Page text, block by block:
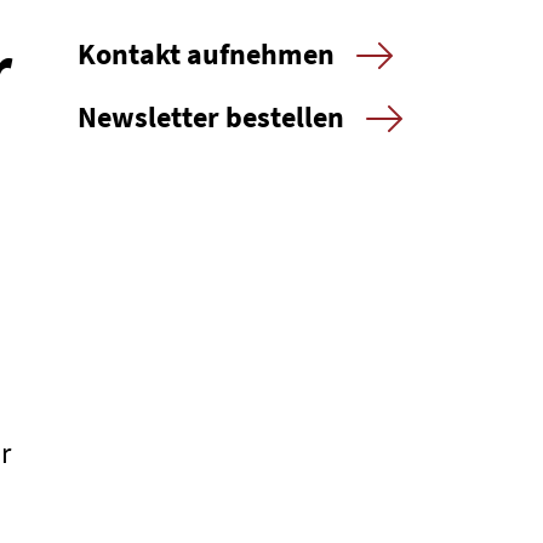
Kontakt aufnehmen
Newsletter bestellen